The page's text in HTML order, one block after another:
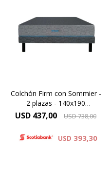
necesitas un descanso
después de una jornada de
haber dado todo de vos,
descubrí el colchón Firm y
Colchón Firm con Sommier -
2 plazas - 140x190
(Oportunidad)
USD 437,00 USD738,00
USD 393,30